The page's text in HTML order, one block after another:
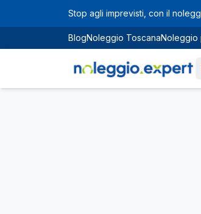
Vai al contenuto principale
Stop agli imprevisti, con il
BlogNoleggio ToscanaNoleggio